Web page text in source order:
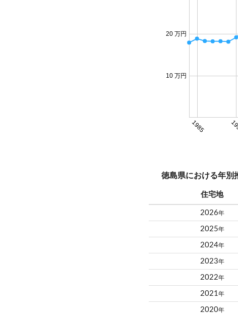
1985
10 万円
20 万円
徳島県における年別
住宅地
2026年
2025年
2024年
2023年
2022年
2021 年
2020年